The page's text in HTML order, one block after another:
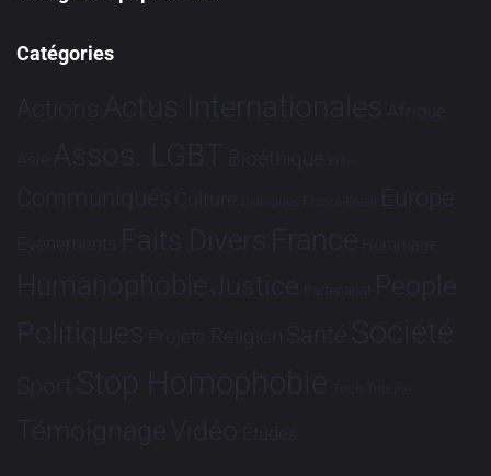
Catégories
Actions Actus Internationales Afrique
Asie Assos. LGBT Bioéthique Brève
Communiqués Culture Dialogues France-Brésil Europe
Evénements Faits Divers France Hommage
HumanophobieJustice Partenariat People
Politiques Projets Religion Santé Société
Sport Stop Homophobie Tech Tribune
TémoignageVidéo Études